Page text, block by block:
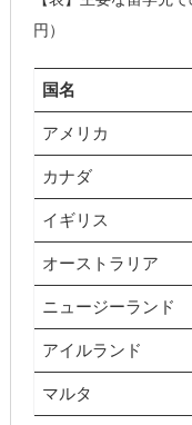
円）
国名
アメリカ
カナダ
イギリス
オーストラリア
ニュージーランド
アイルランド
マルタ